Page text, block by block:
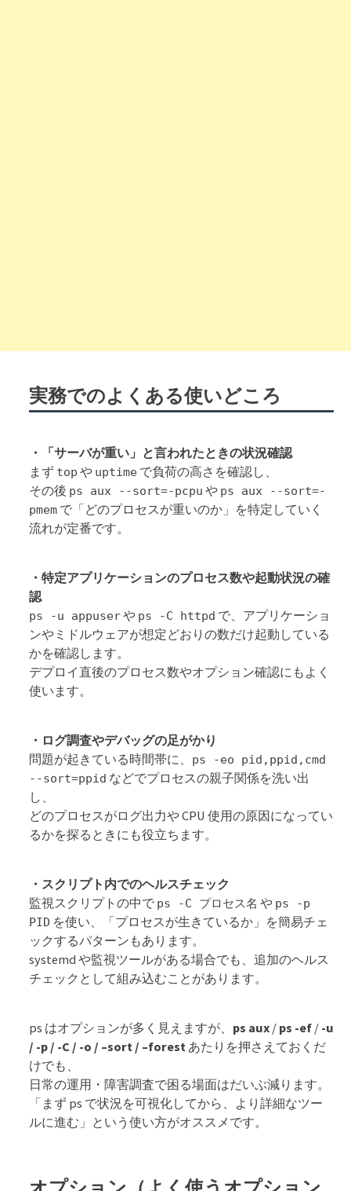
実務でのよくある使いどころ
・「サーバが重い」と言われたときの状況確認
まず top や uptimeで負荷の高さを確認し、
その後 ps aux --sort=-pcpu や ps aux --sort=-
pmemで「どのプロセスが重いのか」を特定していく
流れが定番です。
・特定アプリケーションのプロセス数や起動状況の確
認
ps -u appuserや ps -C httpd で、アプリケーショ
ンやミドルウェアが想定どおりの数だけ起動している
かを確認します。
デプロイ直後のプロセス数やオプション確認にもよく
使います。
・ログ調査やデバッグの足がかり
問題が起きている時間帯に、
ps -eo pid,ppid,cmd
--sort=ppid などでプロセスの親子関係を洗い出
し、
どのプロセスがログ出力や CPU 使用の原因になってい
るかを探るときにも役立ちます。
・スクリプト内でのヘルスチェック
監視スクリプトの中で ps -C プロセス名 や ps -p
PID を使い、「プロセスが生きているか」を簡易チェ
ックするパターンもあります。
systemd や監視ツールがある場合でも、追加のヘルス
チェックとして組み込むことがあります。
ps はオプションが多く見えますが、 ps aux/ ps -ef/ -u
/ -p / -C / -o / –sort / –forestあたりを押さえておくだ
けでも、
日常の運用・障害調査で困る場面はだいぶ減ります。
「まず ps で状況を可視化してから、より詳細なツー
ルに進む」という使い方がオススメです。